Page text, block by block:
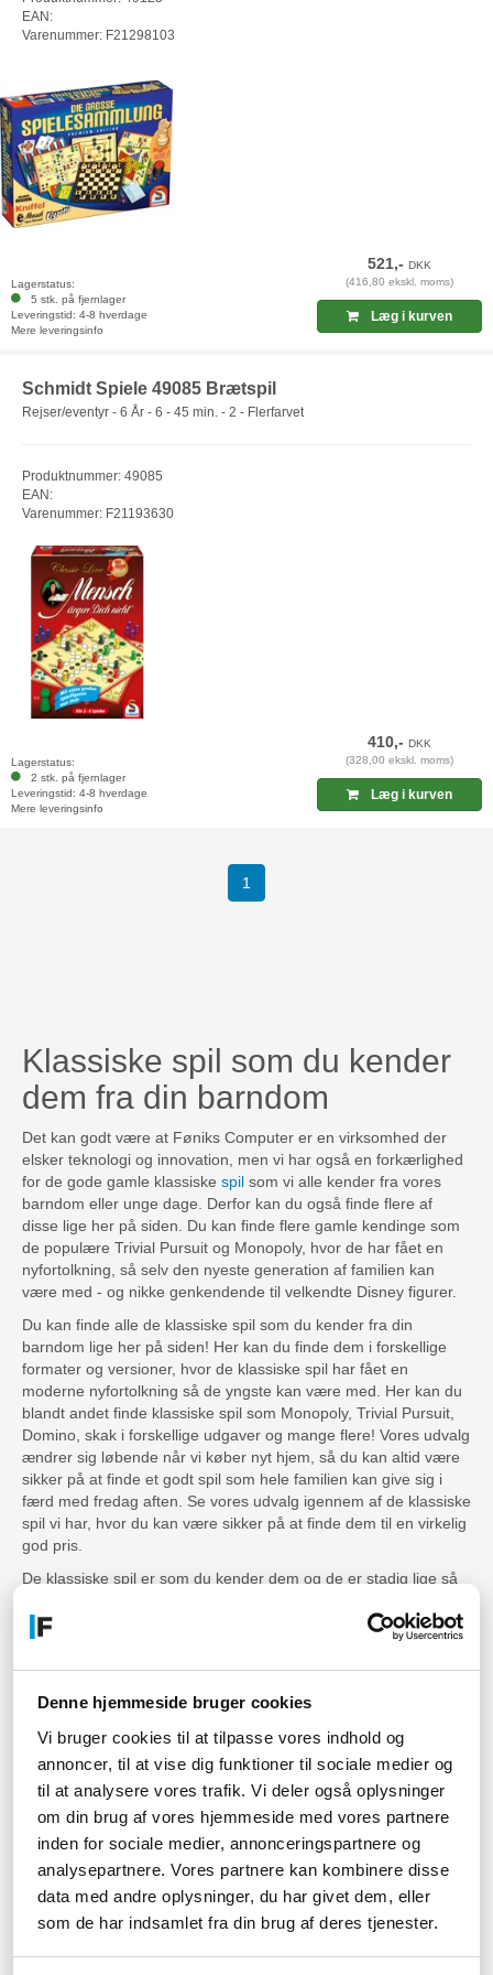
Denne hjemmeside bruger cookies
Vi bruger cookies til at tilpasse vores indhold og
annoncer, til at vise dig funktioner til sociale medier og
til at analysere vores trafik. Vi deler også oplysninger
om din brug af vores hjemmeside med vores partnere
inden for sociale medier, annonceringspartnere og
analysepartnere. Vores partnere kan kombinere disse
data med andre oplysninger, du har givet dem, eller
som de har indsamlet fra din brug af deres tjenester.
EAN:
Varenummer: F21298103
Lagerstatus:
5 stk. på fjernlager
Leveringstid: 4-8 hverdage
Mere leveringsinfo
521,-DKK
(416,80 ekskl. moms)
Læg i kurven
Schmidt Spiele 49085 Brætspil
Rejser/eventyr - 6 År - 6 - 45 min. - 2 - Flerfarvet
Produktnummer: 49085
EAN:
Varenummer: F21193630
Lagerstatus:
2 stk. på fjernlager
Leveringstid: 4-8 hverdage
Mere leveringsinfo
410,-DKK
(328,00 ekskl. moms)
Læg i kurven
1
Klassiske spil som du kender
dem fra din barndom
Det kan godt være at Føniks Computer er en virksomhed der
elsker teknologi og innovation, men vi har også en forkærlighed
for de gode gamle klassiske spil som vi alle kender fra vores
barndom eller unge dage. Derfor kan du også finde flere af
disse lige her på siden. Du kan finde flere gamle kendinge som
de populære Trivial Pursuit og Monopoly, hvor de har fået en
nyfortolkning, så selv den nyeste generation af familien kan
være med - og nikke genkendende til velkendte Disney figurer.
Du kan finde alle de klassiske spil som du kender fra din
barndom lige her på siden! Her kan du finde dem i forskellige
formater og versioner, hvor de klassiske spil har fået en
moderne nyfortolkning så de yngste kan være med. Her kan du
blandt andet finde klassiske spil som Monopoly, Trivial Pursuit,
Domino, skak i forskellige udgaver og mange flere! Vores udvalg
ændrer sig løbende når vi køber nyt hjem, så du kan altid være
sikker på at finde et godt spil som hele familien kan give sig i
færd med fredag aften. Se vores udvalg igennem af de klassiske
spil vi har, hvor du kan være sikker på at finde dem til en virkelig
god pris.
De klassiske spil er som du kender dem og de er stadig lige så
fredag aften eller weekenden på at spille dem sammen med
hele familien, da selv de yngste (og ældste) kan være med!
Træn hjernen med skak
Foruden klassiske spil, så kan du også finde det velkendte spil
skak. Her kan du finde flere forskellige udgaver i forskellige
prisklasser, så om du er nybegynder eller professionel så kan du
finde et skak sæt der passer til dig og dit budget. Skak er også
perfekt til både at træne hjernen, så den er skarp, men også til
hvis du leder efter et 2 mands spil. Her kan dig og en anden let
fordrive tiden med et spil skak.
Så kig endelig vores udvalg af klassiske spil igennem, det kan
være du finder et velkendt spil eller et nyt spil du aldrig har